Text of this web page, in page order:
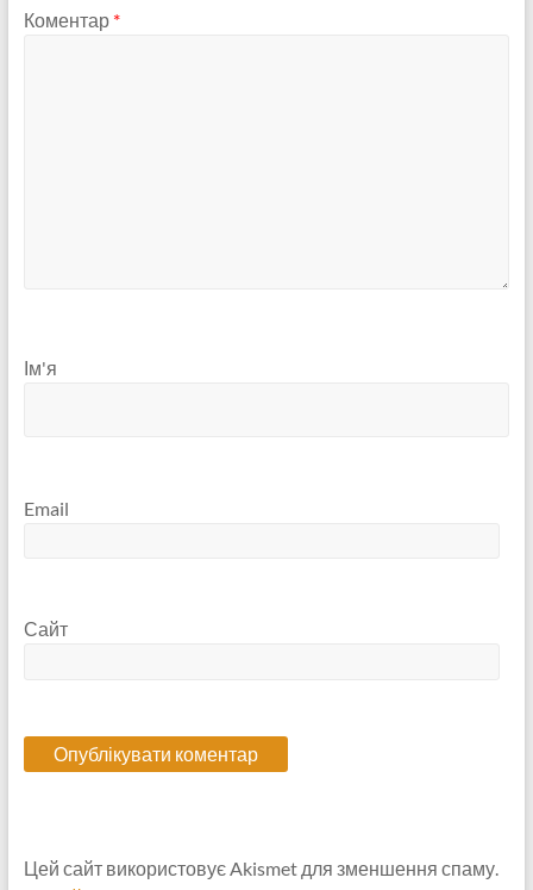
Коментар *
Ім'я
Email
Сайт
Цей сайт використовує Akismet для зменшення спаму.